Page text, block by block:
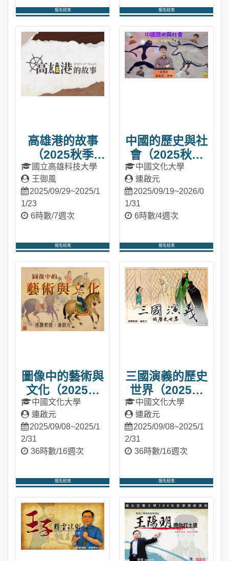
報名結束 報名結束
高雄港的故事
（2025秋季
班）
國立高雄科技大學
王御風
2025/09/29~2025/1
1/23
6時數/7週次
報名結束
中國的歷史與社
會（2025秋季
班）
中國文化大學
連啟元
2025/09/19~2026/0
1/31
6時數/4週次
報名結束
圖像中的藝術與
文化（2025秋
季班）
中國文化大學
連啟元
2025/09/08~2025/1
2/31
36時數/16週次
報名結束
三國演義的歷史
世界（2025秋
季班）
中國文化大學
連啟元
2025/09/08~2025/1
2/31
36時數/16週次
報名結束